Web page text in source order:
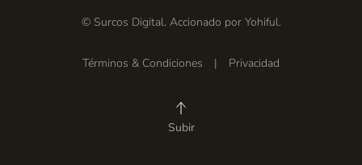
© Surcos Digital. Accionado por Yohiful.
Términos & Condiciones | Privacidad
Subir